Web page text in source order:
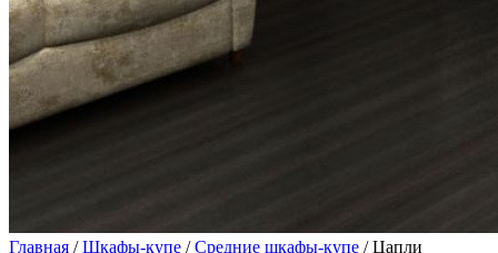
Главная /Шкафы-купе /Средние шкафы-купе / Цапли